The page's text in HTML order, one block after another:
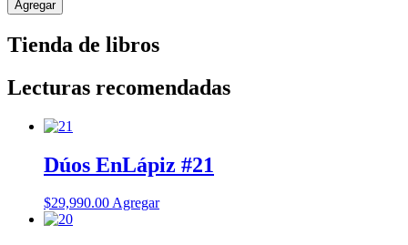
Agregar
Tienda de libros
Lecturas recomendadas
Dúos EnLápiz #21
$29,990.00Agregar